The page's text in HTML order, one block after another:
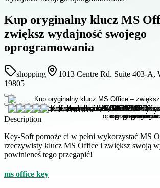
Kup oryginalny klucz MS
zwiększ wydajność swojego
oprogramowania
shopping
1013 Centre Rd. Suite 403-A,
19805
Description
Key-Soft pomoże ci w pełni wykorzystać MS
rzeczywisty klucz MS Office i zwiększ swoją
powinieneś tego przegapić!
ms office key